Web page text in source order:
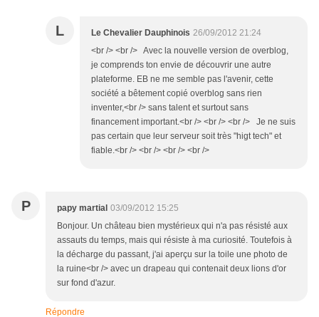
L Le Chevalier Dauphinois 26/09/2012 21:24
<br /> <br /> Avec la nouvelle version de overblog,
je comprends ton envie de découvrir une autre
plateforme. EB ne me semble pas l'avenir, cette
société a bêtement copié overblog sans rien
inventer,<br /> sans talent et surtout sans
financement important.<br /> <br /> <br /> Je ne suis
pas certain que leur serveur soit très "higt tech" et
fiable.<br /> <br /> <br /> <br />
P papy martial 03/09/2012 15:25
Bonjour. Un château bien mystérieux qui n'a pas résisté aux
assauts du temps, mais qui résiste à ma curiosité. Toutefois à
la décharge du passant, j'ai aperçu sur la toile une photo de
la ruine<br /> avec un drapeau qui contenait deux lions d'or
sur fond d'azur.
Répondre